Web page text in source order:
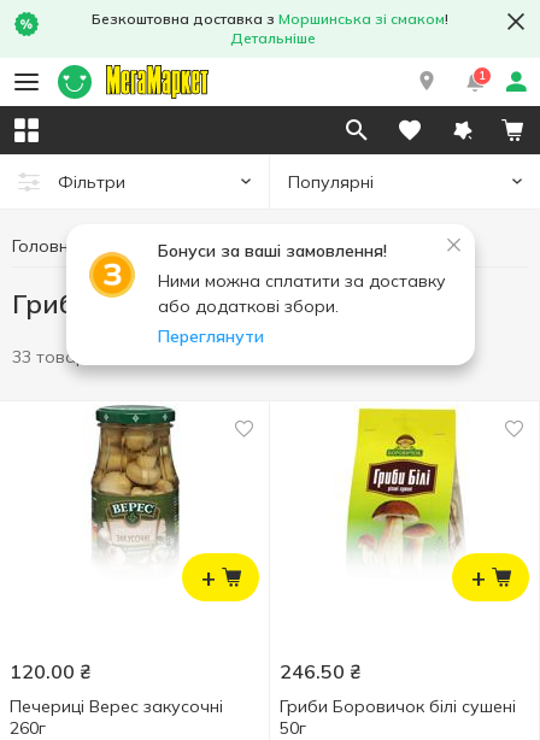
Безкоштовна доставка з Моршинська зі смаком!
Детальніше
1
Фільтри Популярні
Бонуси за ваші замовлення!
Ними можна сплатити за доставку
або додаткові збори.
Переглянути
Головна Консерви Грибна консервація
Грибна консервація
33 товари
+
120.00 ₴
Печериці Верес закусочні
260г
+
246.50 ₴
Гриби Боровичок білі сушені
50г